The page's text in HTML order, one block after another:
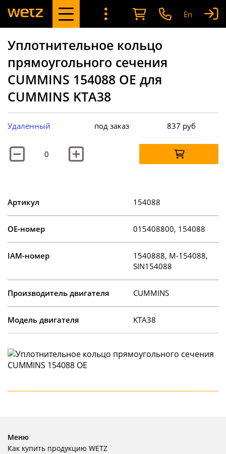
En
Уплотнительное кольцо
прямоугольного сечения
CUMMINS 154088 OE для
CUMMINS KTA38
Удаленный под заказ 837 руб
Артикул 154088
OE-номер 015408800, 154088
IAM-номер
1540888, M-154088,
SIN154088
Производитель двигателя CUMMINS
Модель двигателя KTA38
Меню
Как купить продукцию WETZ